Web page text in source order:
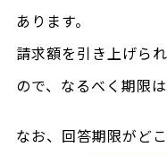
あります。
請求額を引き上げら
ので、なるべく期限は
なお、回答期限がど